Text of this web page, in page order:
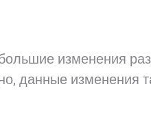
изменения
данные изменения